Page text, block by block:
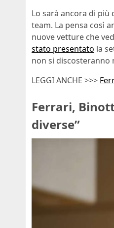
Lo sarà ancora di
team. La pensa così
nuove vetture che
stato presentato la
non si discosteranno
LEGGI ANCHE >>>
Ferrari,
diverse”